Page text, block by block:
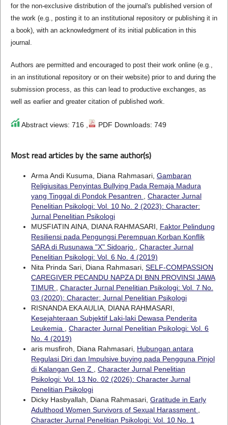
for the non-exclusive distribution of the journal's published version of
the work (e.g., posting it to an institutional repository or publishing it in
a book), with an acknowledgment of its initial publication in this
journal.
Authors are permitted and encouraged to post their work online (e.g.,
in an institutional repository or on their website) prior to and during the
submission process, as this can lead to productive exchanges, as
well as earlier and greater citation of published work.
Abstract views: 716 , PDF Downloads: 749
Most read articles by the same author(s)
Arma Andi Kusuma, Diana Rahmasari, Gambaran
Religiusitas Penyintas Bullying Pada Remaja Madura
yang Tinggal di Pondok Pesantren , Character Jurnal
Penelitian Psikologi: Vol. 10 No. 2 (2023): Character:
Jurnal Penelitian Psikologi
MUSFIATIN AINA, DIANA RAHMASARI, Faktor Pelindung
Resiliensi pada Pengungsi Perempuan Korban Konflik
SARA di Rusunawa "X" Sidoarjo , Character Jurnal
Penelitian Psikologi: Vol. 6 No. 4 (2019)
Nita Prinda Sari, Diana Rahmasari, SELF-COMPASSION
CAREGIVER PECANDU NAPZA DI BNN PROVINSI JAWA
TIMUR , Character Jurnal Penelitian Psikologi: Vol. 7 No.
03 (2020): Character: Jurnal Penelitian Psikologi
RISNANDA EKA AULIA, DIANA RAHMASARI,
Kesejahteraan Subjektif Laki-laki Dewasa Penderita
Leukemia , Character Jurnal Penelitian Psikologi: Vol. 6
No. 4 (2019)
aris musfiroh, Diana Rahmasari, Hubungan antara
Regulasi Diri dan Impulsive buying pada Pengguna Pinjol
di Kalangan Gen Z , Character Jurnal Penelitian
Psikologi: Vol. 13 No. 02 (2026): Character Jurnal
Penelitian Psikologi
Dicky Hasbyallah, Diana Rahmasari, Gratitude in Early
Adulthood Women Survivors of Sexual Harassment ,
Character Jurnal Penelitian Psikologi: Vol. 10 No. 1